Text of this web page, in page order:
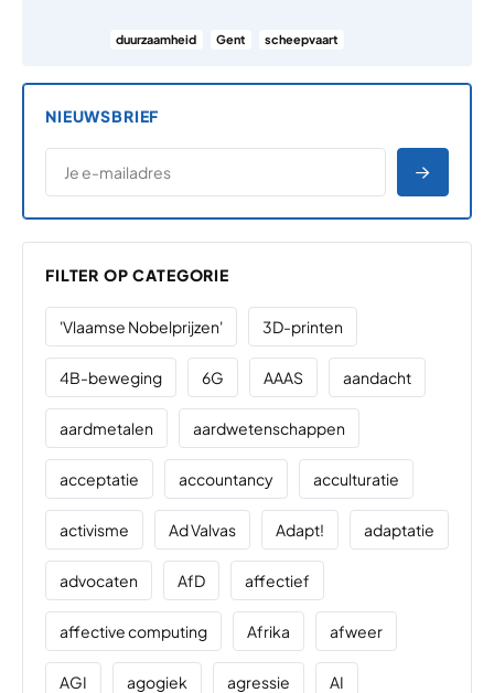
duurzaamheid Gent scheepvaart
NIEUWSBRIEF
E-MAILADRES
*
FILTER OP CATEGORIE
'Vlaamse Nobelprijzen' 3D-printen
4B-beweging 6G AAAS aandacht
aardmetalen aardwetenschappen
acceptatie accountancy acculturatie
activisme Ad Valvas Adapt! adaptatie
advocaten AfD affectief
affective computing Afrika afweer
AGI agogiek agressie AI